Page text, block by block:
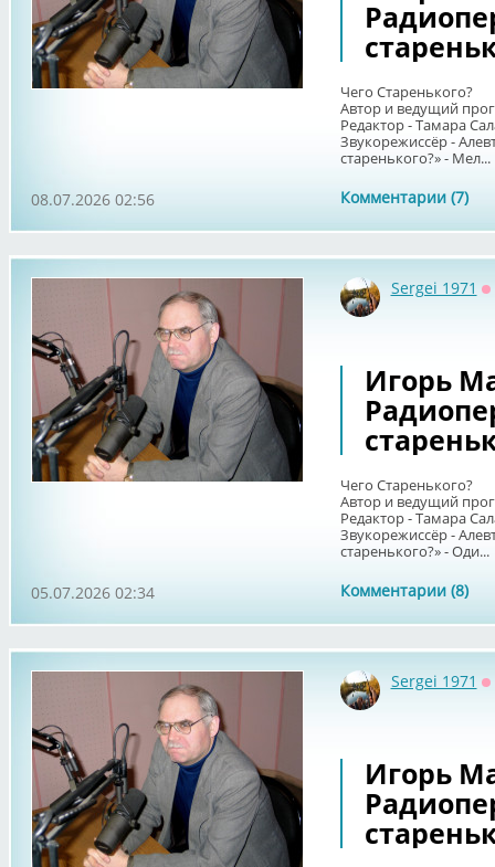
Чего Старенького?
Автор и ведущий
Редактор - Тамара
Звукорежиссёр -
старенького?» - Мел...
Комментарии (7)
08.07.2026 02:56
Sergei 1971
Игорь
Чего Старенького?
Автор и ведущий
Редактор - Тамара
Звукорежиссёр -
старенького?» - Оди...
Комментарии (8)
05.07.2026 02:34
Sergei 1971
Игорь